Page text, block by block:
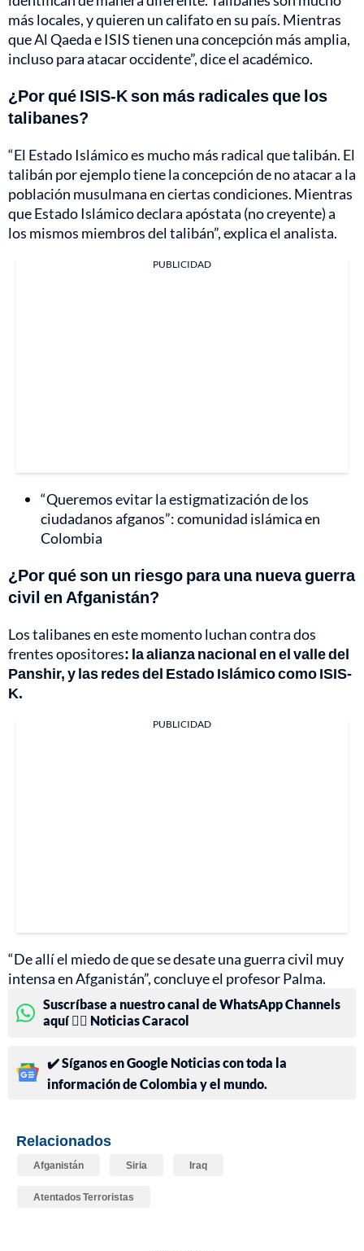
más locales, y quieren un califato en su país. Mientras
que Al Qaeda e ISIS tienen una concepción más amplia,
incluso para atacar occidente”, dice el académico.
¿Por qué ISIS-K son más radicales que los
talibanes?
“El Estado Islámico es mucho más radical que talibán. El
talibán por ejemplo tiene la concepción de no atacar a la
población musulmana en ciertas condiciones. Mientras
que Estado Islámico declara apóstata (no creyente) a
los mismos miembros del talibán”, explica el analista.
PUBLICIDAD
“Queremos evitar la estigmatización de los
ciudadanos afganos”: comunidad islámica en
Colombia
¿Por qué son un riesgo para una nueva guerra
civil en Afganistán?
Los talibanes en este momento luchan contra dos
frentes opositores: la alianza nacional en el valle del
Panshir, y las redes del Estado Islámico como ISIS-
K.
PUBLICIDAD
“De allí el miedo de que se desate una guerra civil muy
intensa en Afganistán”, concluye el profesor Palma.
Suscríbase a nuestro canal de WhatsApp Channels
aquí 👉🏻 Noticias Caracol
✔️ Síganos en Google Noticias con toda la
información de Colombia y el mundo.
Relacionados
Afganistán Siria Iraq
Atentados Terroristas